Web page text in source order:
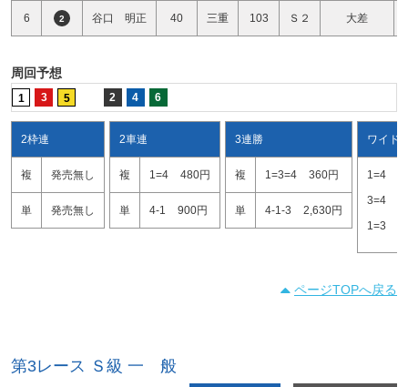
6 2 谷口 明正 40 三重 103 Ｓ２ 大差
周回予想
1 3 5 2 4 6
2枠連
複 発売無し
単 発売無し
2車連
複 1=4 480円
単 4-1 900円
3連勝
複 1=3=4 360円
単 4-1-3 2,630円
ワイド
1=4
3=4
1=3
ページTOPへ戻る
第3レース Ｓ級 一 般